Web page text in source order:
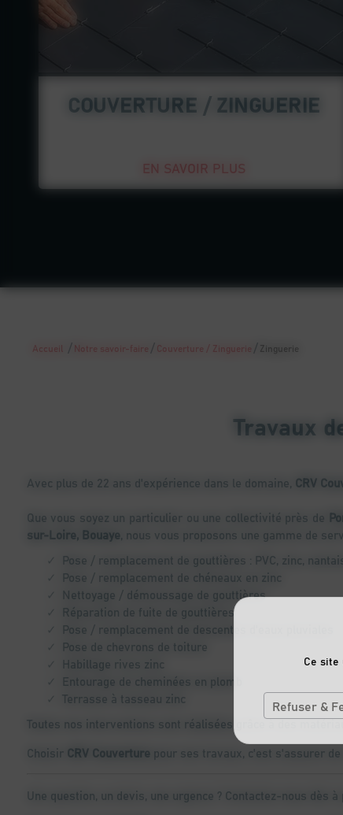
Ce
Refuser &
COUVERTURE / ZINGUERIE
EN SAVOIR PLUS
Accueil /Notre savoir-faire /Couverture / Zinguerie /Zinguerie
Travaux
Avec plus de 22 ans d'expérience dans le domaine, CRV
Que vous soyez un particulier ou une collectivité près de
sur-Loire, Bouaye, nous vous proposons une gamme de
Pose / remplacement de gouttières : PVC, zinc,
Pose / remplacement de chéneaux en zinc
Nettoyage / démoussage de gouttières
Réparation de fuite de gouttières
Pose / remplacement de descentes d'eaux pluviales
Pose de chevrons de toiture
Habillage rives zinc
Entourage de cheminées en plomb
Terrasse à tasseau zinc
Toutes nos interventions sont réalisées grâce à des
Choisir CRV Couverture pour ses travaux, c'est s'assurer
Une question, un devis, une urgence ? Contactez-nous dès